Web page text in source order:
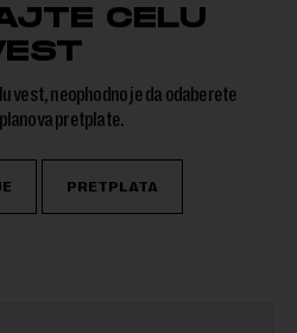
CELU
vest, neophodno je da odaberete
pretplate.
PRETPLATA